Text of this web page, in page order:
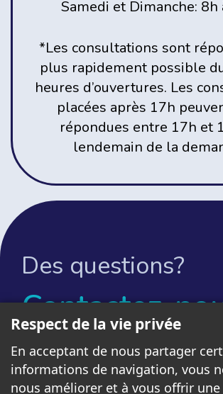
Samedi et Dimanche: 8h
*Les consultations sont
plus rapidement possible
heures d’ouvertures. Les
placées après 17h
répondues entre 17h et
lendemain de la
Des questions?
Contactez-
Respect de la vie privée
En acceptant de nous partager
informations de navigation, vous
nous améliorer et à vous offrir